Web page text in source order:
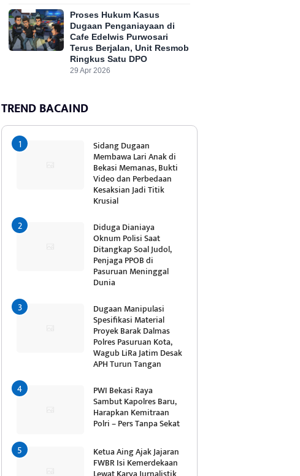
Proses Hukum Kasus
Dugaan Penganiayaan di
Cafe Edelwis Purwosari
Terus Berjalan, Unit Resmob
Ringkus Satu DPO
29 Apr 2026
TREND BACAIND
Sidang Dugaan
Membawa Lari Anak di
Bekasi Memanas, Bukti
Video dan Perbedaan
Kesaksian Jadi Titik
Krusial
Diduga Dianiaya
Oknum Polisi Saat
Ditangkap Soal Judol,
Penjaga PPOB di
Pasuruan Meninggal
Dunia
Dugaan Manipulasi
Spesifikasi Material
Proyek Barak Dalmas
Polres Pasuruan Kota,
Wagub LiRa Jatim Desak
APH Turun Tangan
PWI Bekasi Raya
Sambut Kapolres Baru,
Harapkan Kemitraan
Polri – Pers Tanpa Sekat
Ketua Aing Ajak Jajaran
FWBR Isi Kemerdekaan